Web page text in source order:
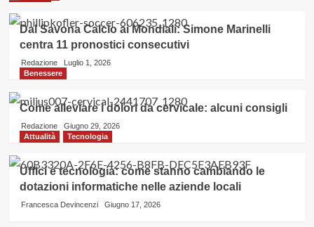
Dal Savona Calcio ai Mondiali: Simone Marinelli
centra 11 pronostici consecutivi
Redazione
Luglio 1, 2026
Benessere
Come alleviare i dolori da cervicale: alcuni consigli
Redazione
Giugno 29, 2026
Attualità
Tecnologia
Uffici e tecnologia: come stanno cambiando le
dotazioni informatiche nelle aziende locali
Francesca Devincenzi Giugno 17, 2026